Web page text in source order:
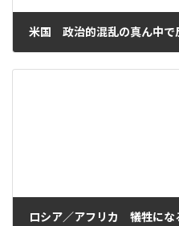
米国 政治的混乱の真ん中で
ロシア／アフリカ 犠牲にな